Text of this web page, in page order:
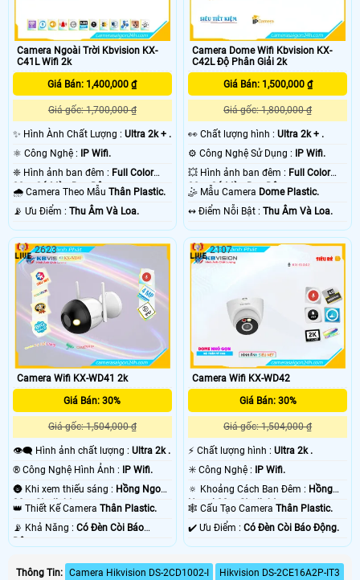
Camera Ngoài Trời Kbvision KX-
C41L Wifi 2k
Giá Bán: 1,400,000 ₫
Giá gốc: 1,700,000 ₫
✨ Hình Ành Chất Lượng : Ultra 2k + .
⚛️ Công Nghệ : IP Wifi.
❈ Hình ảnh ban đêm : Full Color
30m Có Màu Ban Ðêm.
🌧️ Camera Theo Mẫu Thân Plastic.
️📡 Ưu Điểm : Thu Âm Và Loa.
Camera Dome Wifi Kbvision KX-
C42L Độ Phân Giải 2k
Giá Bán: 1,500,000 ₫
Giá gốc: 1,800,000 ₫
️👀 Chất lượng hình :Ultra 2k + .
⚙ Công Nghệ Sử Dụng : IP Wifi.
💥 Hình ảnh ban đêm : Full Color
30m Có Màu Ban Ðêm.
🤹 Mẫu Camera Dome Plastic.
️↭ Điểm Nỗi Bật :Thu Âm Và Loa.
Camera Wifi KX-WD41 2k
Giá Bán: 30%
Giá gốc: 1,504,000 ₫
👁️‍🗨 Hình ảnh chất lượng : Ultra 2k .
®️ Công Nghệ Hình Ảnh :
IP Wifi.
🌚 Khi xem thiếu sáng : Hồng Ngoại
30m Starlight.
👑 Thiết Kế Camera Thân Plastic.
️📡 Khả Năng : Có Ðèn Còi Báo
2623
Camera Wifi KX-WD42
Giá Bán: 30%
Giá gốc: 1,504,000 ₫
️⚡ Chất lượng hình :Ultra 2k .
✳️ Công Nghệ :
IP Wifi.
🔅 Khoảng Cách Ban Đêm : Hồng
Ngoại 30m Starlight.
🕸️ Cấu Tạo CameraThân Plastic.
️✔️ Ưu Điểm :Có Ðèn Còi Báo Động.
2107
Thông Tin: Camera Hikvision DS-2CD1002-I
Hikvision DS-2CE16A2P-IT3